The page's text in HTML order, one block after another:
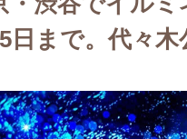
日まで。代々